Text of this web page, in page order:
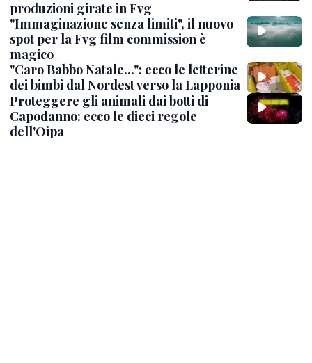
produzioni girate in Fvg
"Immaginazione senza limiti", il nuovo
spot per la Fvg film commission è
magico
"Caro Babbo Natale...": ecco le letterine
dei bimbi dal Nordest verso la Lapponia
Proteggere gli animali dai botti di
Capodanno: ecco le dieci regole
dell'Oipa